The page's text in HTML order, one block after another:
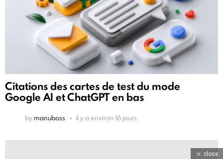
Citations des cartes de test du mode
Google AI et ChatGPT en bas
by manuboss il y a environ 16 jours
close